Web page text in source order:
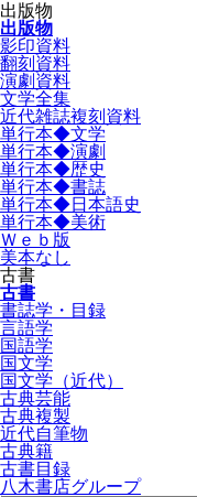
出版物
出版物
影印資料
翻刻資料
演劇資料
文学全集
近代雑誌複刻資料
単行本◆文学
単行本◆演劇
単行本◆歴史
単行本◆書誌
単行本◆日本語史
単行本◆美術
Ｗｅｂ版
美本なし
古書
古書
書誌学・目録
言語学
国語学
国文学
国文学（近代）
古典芸能
古典複製
近代自筆物
古典籍
古書目録
八木書店グループ